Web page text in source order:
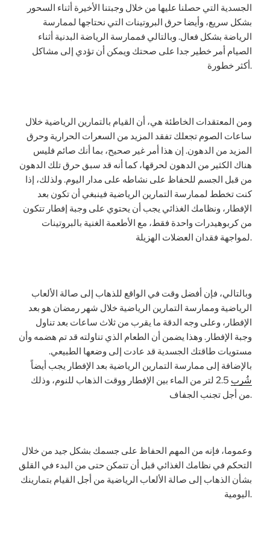
الجسدية التي حصلنا عليها من خلال وجبتنا الأخيرة أثناء السحور
بشكل سريع، وأيضا حرق البروتينات التي نحتاجها لممارسة
الرياضة بشكل فعال. وبالتالي فممارسة الرياضة البدنية أثناء
الصيام أمر خطير جدا على صحتك ويمكن أن تؤدي إلى مشاكل
أكثر خطورة.
ومن المعتقدات الخاطئة هي، أن القيام بالتمارين الرياضية خلال
ساعات الصوم تجعلك تفقد المزيد من السعرات الحرارية وحرق
المزيد من الدهون. إن هذا أمر غير صحيح، بما أنك صائم فليس
هناك الكثير من الدهون لحرقها، كما أنه قد سبق حرق تلك الدهون
من قبل الجسم للحفاظ على نشاطه على مدار اليوم. ولذلك، إذا
كنت تخطط لممارسة التمارين الرياضية فينبغي أن تكون بعد
الإفطار، ونظامك الغذائي يجب أن يحتوي على وجبة إفطار تتكون
من كربوهيدرات واحدة فقط، مع الأطعمة الغنية بالبروتينات
لمواجهة فقدان العضلات الهزيلة.
وبالتالي، فإن أفضل وقت في الواقع للذهاب إلى صالة الألعاب
الرياضية وممارسة التمارين الرياضية خلال شهر رمضان هو بعد
الإفطار، وعلى وجه الدقة ما يقرب من ثلاث ساعات بعد تناول
وجبة الإفطار. وهذا يضمن أن الطعام الذي تناولته قد تم هضمه وأن
مستويات طاقتك الجسدية قد عادت إلى وضعها الطبيعي.
بالإضافة إلى ممارسة التمارين الرياضية بعد الإفطار يجب أيضاً
شُرب
2.5 لتر من الماء بين الإفطار ووقت الذهاب للنوم، وذلك
من أجل تجنب الجفاف.
وعموما، فإنه من المهم الحفاظ على جسمك بشكل جيد من خلال
التحكم في نظامك الغذائي قبل أن تتمكن حتى من البدء في القلق
بشأن الذهاب إلى صالة الألعاب الرياضية من أجل القيام بتمارينك
اليومية.